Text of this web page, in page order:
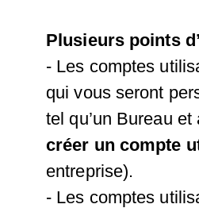
Plusieurs points
- Les comptes
qui vous seront
tel qu’un Bureau
créer un compte
entreprise).
- Les comptes